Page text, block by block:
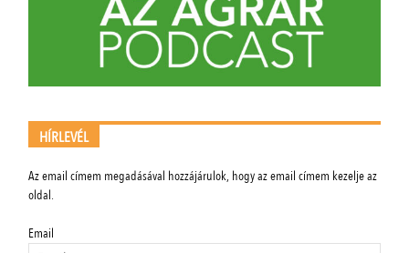
HÍRLEVÉL
Az email címem megadásával hozzájárulok, hogy az email címem kezelje az
oldal.
Email